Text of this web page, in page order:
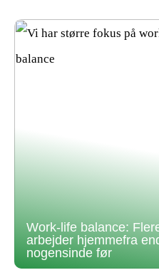
Work-life balance:
arbejder hjemmefra
nogensinde før